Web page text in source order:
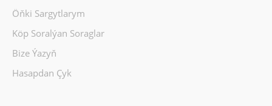
Öňki Sargytlarym
Köp Soralýan Soraglar
Bize Ýazyň
Hasapdan Çyk